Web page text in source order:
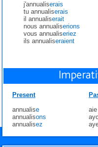
j'annualiserais
tu annualiserais
il annualiserait
nous annualiserions
vous annualiseriez
ils annualiseraient
Present
annualise
annualisons
annualisez